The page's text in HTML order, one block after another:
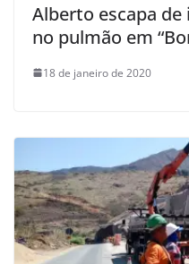
Alberto escapa
no pulmão em
18 de janeiro de 2020